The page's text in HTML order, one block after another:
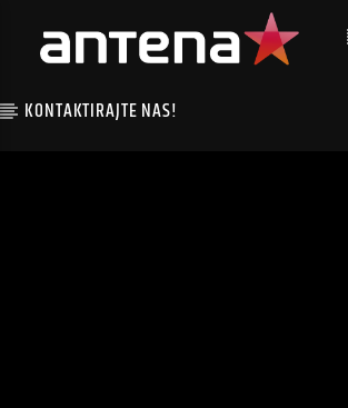
KONTAKTIRAJTE NAS!